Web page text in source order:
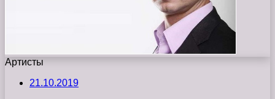
Артисты
21.10.2019